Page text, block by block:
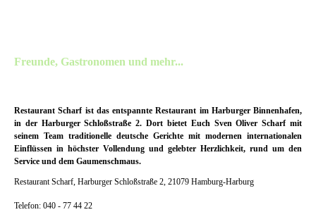
Freunde, Gastronomen und mehr...
Restaurant Scharf ist das entspannte Restaurant im Harburger Binnenhafen,
in der Harburger Schloßstraße 2. Dort bietet Euch Sven Oliver Scharf mit
seinem Team traditionelle deutsche Gerichte mit modernen internationalen
Einflüssen in höchster Vollendung und gelebter Herzlichkeit, rund um den
Service und dem Gaumenschmaus.
Restaurant Scharf, Harburger Schloßstraße 2, 21079 Hamburg-Harburg
Telefon: 040 - 77 44 22